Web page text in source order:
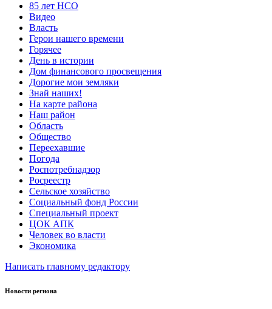
85 лет НСО
Видео
Власть
Герои нашего времени
Горячее
День в истории
Дом финансового просвещения
Дорогие мои земляки
Знай наших!
На карте района
Наш район
Область
Общество
Переехавшие
Погода
Роспотребнадзор
Росреестр
Сельское хозяйство
Социальный фонд России
Специальный проект
ЦОК АПК
Человек во власти
Экономика
Написать главному редактору
Новости региона